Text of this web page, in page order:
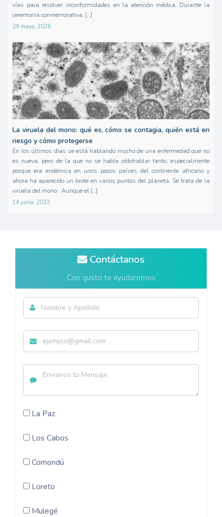
vías para resolver inconformidades en la atención médica. Durante la
ceremonia conmemorativa, […]
29 mayo, 2026
La viruela del mono: qué es, cómo se contagia, quién está en
riesgo y cómo protegerse
En los últimos días se está hablando mucho de una enfermedad que no
es nueva, pero de la que no se había oídohablar tanto, especialmente
porque era endémica en unos pocos países del continente africano y
ahora ha aparecido un brote en varios puntos del planeta. Se trata de la
viruela del mono. Aunque el […]
14 junio, 2022
Contáctanos
Con gusto te ayudaremos
La Paz
Los Cabos
Comondú
Loreto
Mulegé